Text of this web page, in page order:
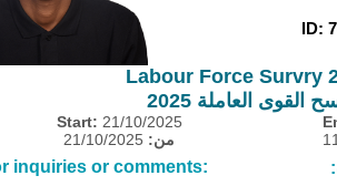
ID:
Labour Force Survry
القوى العاملة 2025
Start: 21/10/2025
من:
inquiries or comments: